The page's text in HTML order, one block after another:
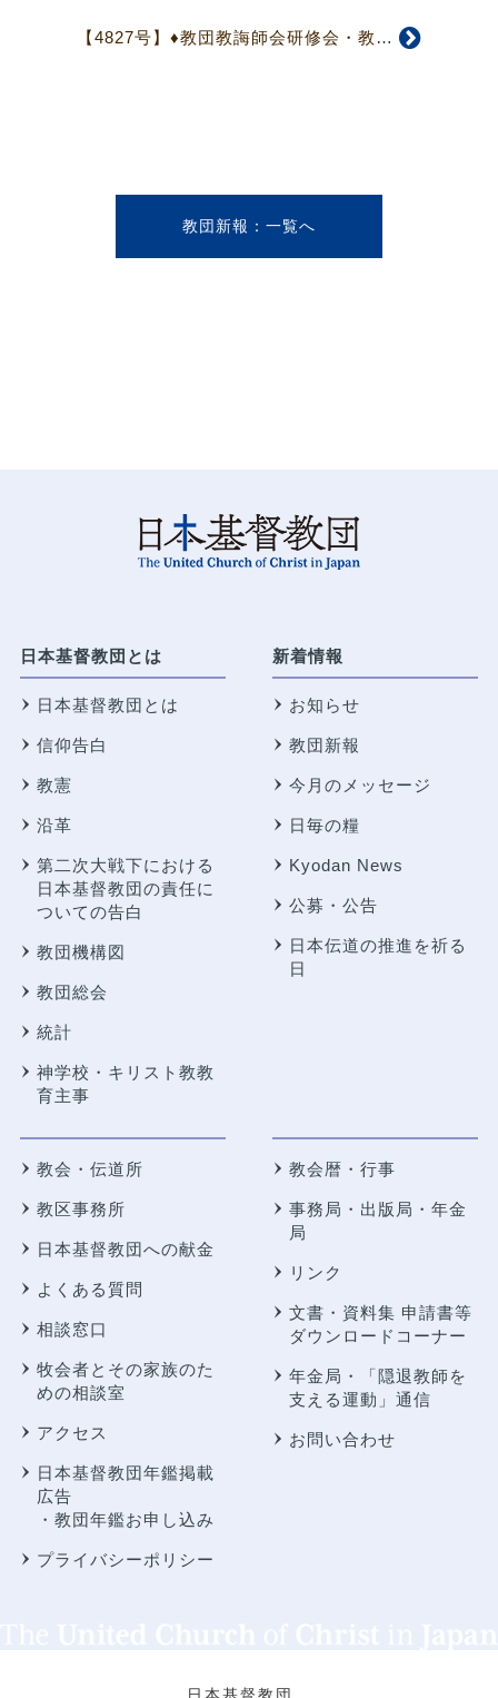
【4827号】♦教団教誨師会研修会・教区代表者会♦ 「子どもに寄り添う」をテーマに講演、発題
教団新報
日本基督教団とは
日本基督教団とは
信仰告白
教憲
沿革
第二次大戦下における
日本基督教団の責任に
ついての告白
教団機構図
教団総会
統計
神学校・キリスト教教
育主事
新着情報
お知らせ
教団新報
今月のメッセージ
日毎の糧
Kyodan News
公募・公告
日本伝道の推進を祈る
日
教会・伝道所
教区事務所
日本基督教団への献金
よくある質問
相談窓口
牧会者とその家族のた
めの相談室
アクセス
日本基督教団年鑑掲載
広告
・教団年鑑お申し込み
プライバシーポリシー
教会暦・行事
事務局・出版局・年金
局
リンク
文書・資料集 申請書等
ダウンロードコーナー
年金局・
「隠退教師を
支える運動」通信
お問い合わせ